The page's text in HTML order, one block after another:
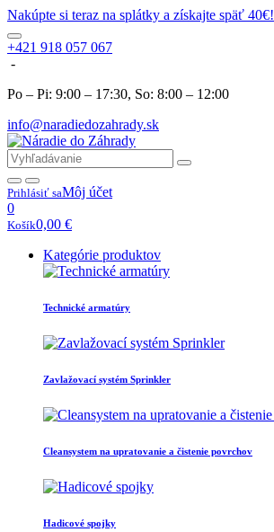
Nakúpte si teraz na splátky a získajte späť 40€!
+421 918 057 067
-
Po – Pi: 9:00 – 17:30, So: 8:00 – 12:00
info@naradiedozahrady.sk
Prihlásiť saMôj účet
0
Košík0,00 €
Kategórie produktov
Technické armatúry
Zavlažovací systém Sprinkler
Cleansystem na upratovanie a čistenie povrchov
Hadicové spojky